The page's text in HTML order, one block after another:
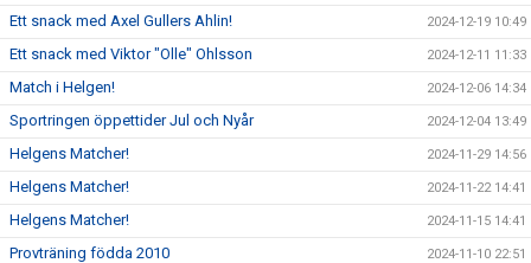
Ett snack med Axel Gullers Ahlin! 2024-12-19 10:49
Ett snack med Viktor "Olle" Ohlsson 2024-12-11 11:33
Match i Helgen! 2024-12-06 14:34
Sportringen öppettider Jul och Nyår 2024-12-04 13:49
Helgens Matcher! 2024-11-29 14:56
Helgens Matcher! 2024-11-22 14:41
Helgens Matcher! 2024-11-15 14:41
Provträning födda 2010 2024-11-10 22:51